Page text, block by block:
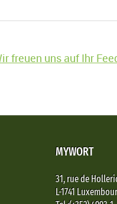
freuen uns auf Ihr
MYWORT
31, rue de
L-1741